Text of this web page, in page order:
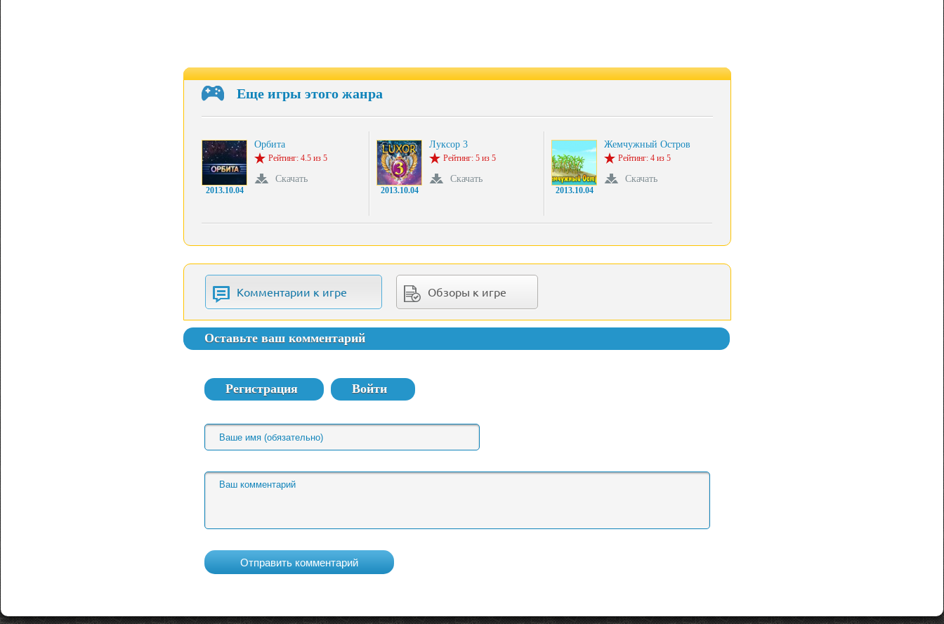
Еще игры этого жанра
2013.10.04
Орбита
Рейтинг: 4.5 из 5
Скачать
2013.10.04
Луксор 3
Рейтинг: 5 из 5
Скачать
2013.10.04
Жемчужный Остров
Рейтинг: 4 из 5
Скачать
Комментарии к игре Обзоры к игре
Оставьте ваш комментарий
Регистрация Войти